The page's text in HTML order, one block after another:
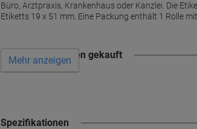
Büro, Arztpraxis, Krankenhaus oder Kanzlei. Die
Etiketts 19 x 51 mm. Eine Packung enthält 1 Rolle
Wird oft zusammen gekauft
Mehr anzeigen
Spezifikationen